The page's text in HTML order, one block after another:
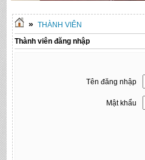
» THÀNH VIÊN
Thành viên đăng nhập
Tên đăng nhập
Mật khẩu